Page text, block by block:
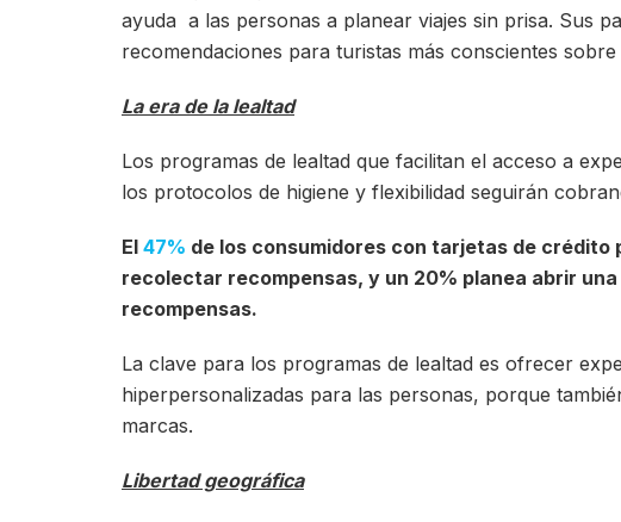
ayuda a las personas a planear viajes sin prisa. Sus
recomendaciones para turistas más conscientes
La era de la lealtad
Los programas de lealtad que facilitan el acceso a
los protocolos de higiene y flexibilidad seguirán
El 47% de los consumidores con tarjetas de crédito
recolectar recompensas, y un 20% planea abrir
recompensas.
La clave para los programas de lealtad es ofrecer
hiperpersonalizadas para las personas, porque
marcas.
Libertad geográfica